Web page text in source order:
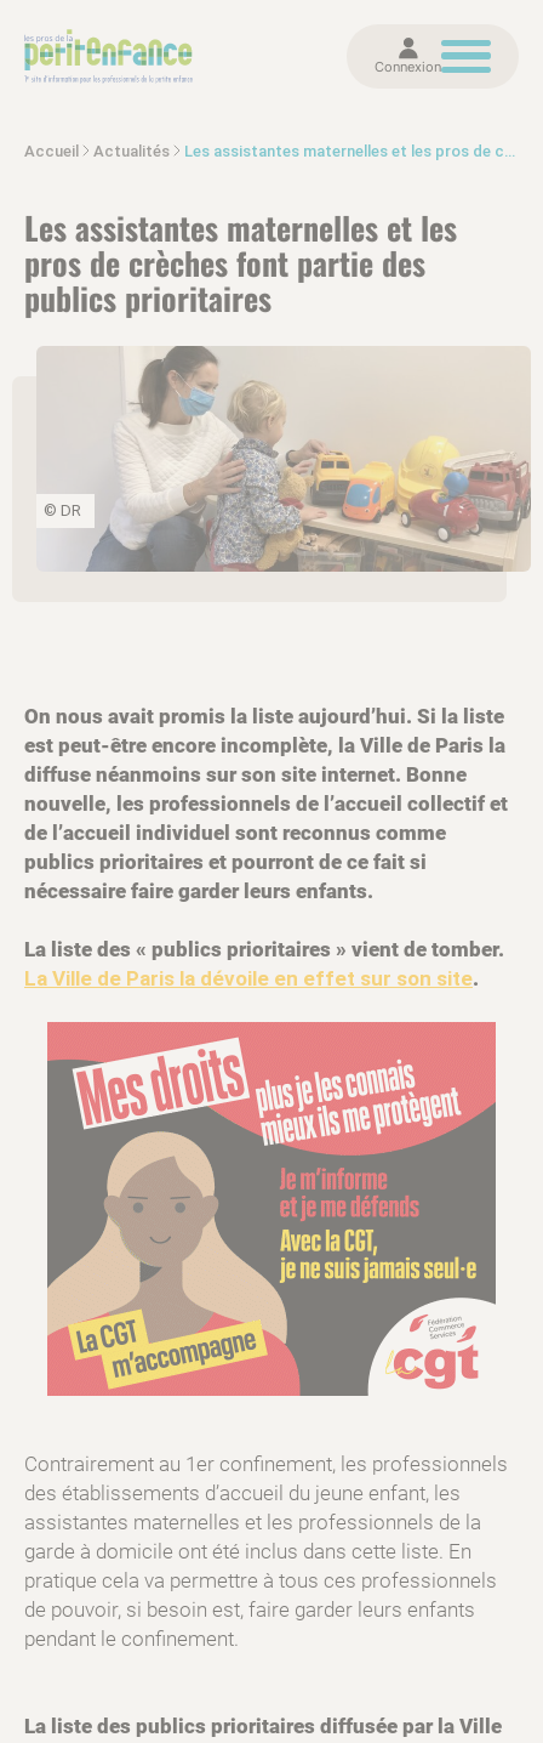
Connexion
Accueil Actualités Les assistantes maternelles et les pros de crèches font partie des publics prioritaires
Les assistantes maternelles et les
pros de crèches font partie des
publics prioritaires
© DR
On nous avait promis la liste aujourd’hui. Si la liste
est peut-être encore incomplète, la Ville de Paris la
diffuse néanmoins sur son site internet. Bonne
nouvelle, les professionnels de l’accueil collectif et
de l’accueil individuel sont reconnus comme
publics prioritaires et pourront de ce fait si
nécessaire faire garder leurs enfants.
La liste des « publics prioritaires » vient de tomber.
La Ville de Paris la dévoile en effet sur son site.
Contrairement au 1er confinement, les professionnels
des établissements d’accueil du jeune enfant, les
assistantes maternelles et les professionnels de la
garde à domicile ont été inclus dans cette liste. En
pratique cela va permettre à tous ces professionnels
de pouvoir, si besoin est, faire garder leurs enfants
pendant le confinement.
La liste des publics prioritaires diffusée par la Ville